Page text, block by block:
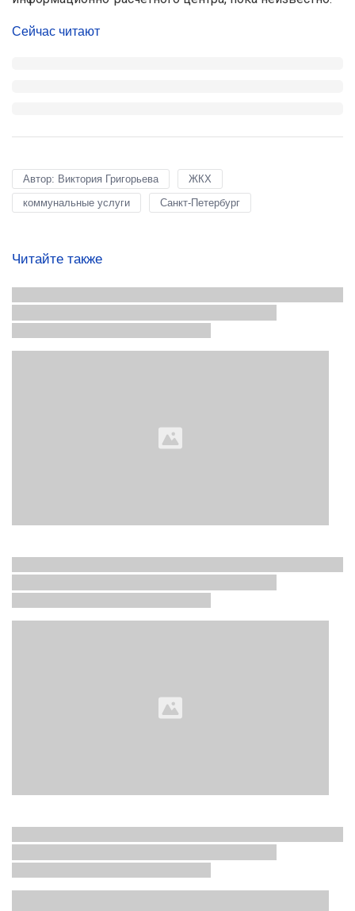
Сейчас читают
Автор: Виктория Григорьева
ЖКХ
коммунальные услуги
Санкт-Петербург
Читайте также